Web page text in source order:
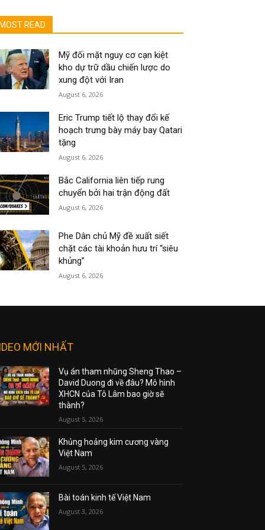
MOST READ
Mỹ đối mặt nguy cơ cạn kiệt
kho dự trữ dầu chiến lược do
xung đột với Iran
August 6, 2026
Eric Trump tiết lộ thay đổi kế
hoạch trưng bày máy bay Qatari
tặng
August 6, 2026
Bắc California liên tiếp rung
chuyển bởi hai trận động đất
August 6, 2026
Phe Dân chủ Mỹ đề xuất siết
chặt các tài khoản hưu trí “siêu
khủng”
August 6, 2026
MỚI NHẤT
Vụ án tham nhũng Sheng Thao –
David Duong đi về đâu? Mô hình
XHCN của Tô Lâm bao giờ sẽ
thành?
August 5, 2026
Khủng hoảng kim cương vàng
Việt Nam
August 5, 2026
Bài toán kinh tế Việt Nam
August 3, 2026